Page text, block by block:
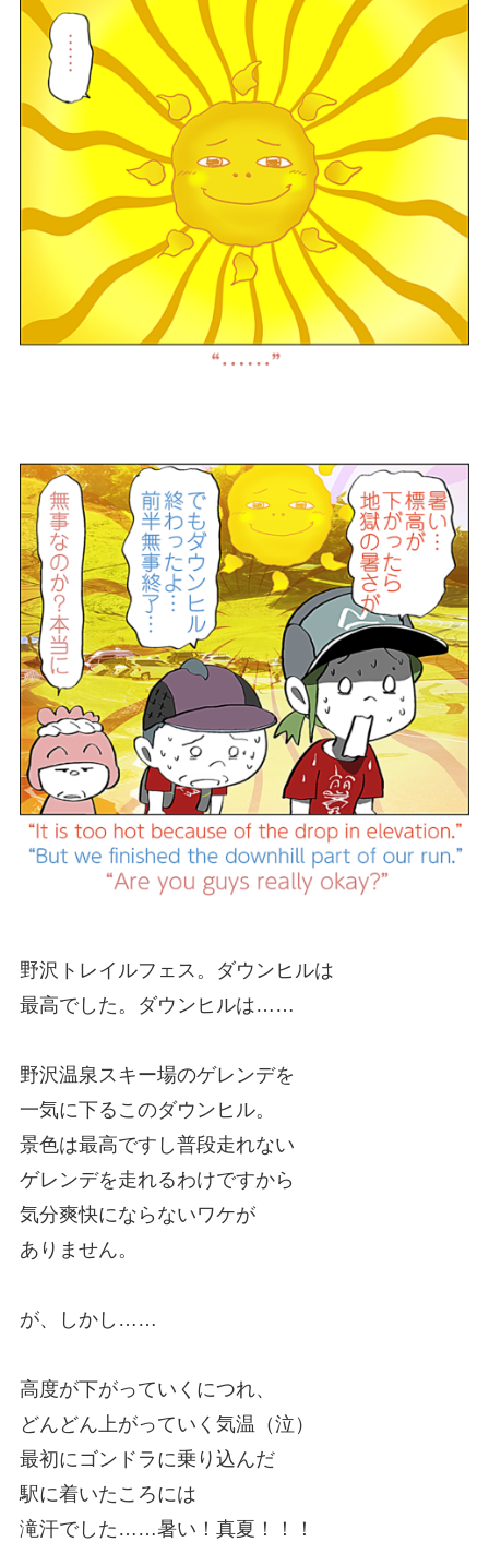
野沢トレイルフェス。ダウンヒルは
最高でした。ダウンヒルは……
野沢温泉スキー場のゲレンデを
一気に下るこのダウンヒル。
景色は最高ですし普段走れない
ゲレンデを走れるわけですから
気分爽快にならないワケが
ありません。
が、しかし……
高度が下がっていくにつれ、
どんどん上がっていく気温（泣）
最初にゴンドラに乗り込んだ
駅に着いたころには
滝汗でした……暑い！真夏！！！